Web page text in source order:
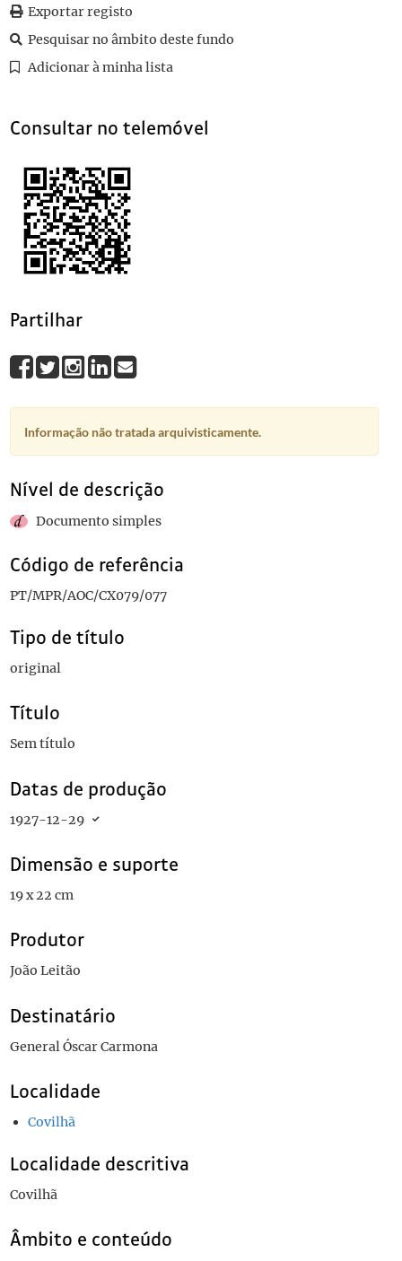
079
Sem título
081
082 Sem título 1927-12-16
Exportar registo
Pesquisar no âmbito deste fundo
Adicionar à minha lista
Consultar no telemóvel
Partilhar
Informação não tratada arquivisticamente.
Nível de descrição
Documento simples
Código de referência
PT/MPR/AOC/CX079/077
Tipo de título
original
Título
Sem título
Datas de produção
1927-12-29
Dimensão e suporte
19 x 22 cm
Produtor
João Leitão
Destinatário
General Óscar Carmona
Localidade
Covilhã
Localidade descritiva
Covilhã
Âmbito e conteúdo